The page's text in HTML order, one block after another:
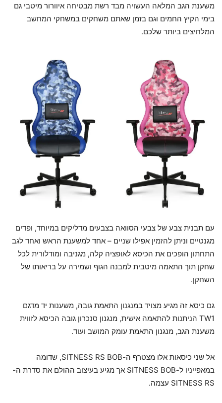
משענת הגב המלאה העשויה מבד רשת מבטיחה איוורור מיטבי גם
בימי הקיץ החמים וגם בזמן שאתם משחקים במשחקי המחשב
המלחיצים ביותר שלכם.
עם תבנית צבע של צבעי הסוואה בצבעים מדליקים במיוחד, ופדים
מגנטיים וניתן להזמין אפילו שניים – אחד למשענת הראש ואחד לגב
התחתון הופכים את הכיסא לאופציה קלה, מגניבה ומודלורית לכל
שחקן תוך התאמה מיטבית למבנה הגוף ושמירה על בריאותו של
השחקן.
גם כיסא זה מגיע מצויד במנגנון התאמת גובה, משענות יד מדגם
TW1 הניתנות להתאמה אישית, מנגנון סנכרון גובה הכיסא לזווית
משענת הגב, מנגנון התאמת עומק המושב ועוד.
אל שני כיסאות אלו מצטרף ה-SITNESS RS BOB, שדומה
במאפייניו ל-SITNESS BOB אך מגיע בעיצוב ההולם את סדרת ה-
SITNESS RS עצמה.